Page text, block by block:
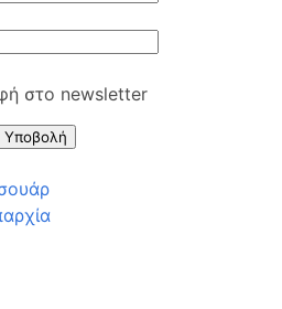
στο newsletter
Υποβολή